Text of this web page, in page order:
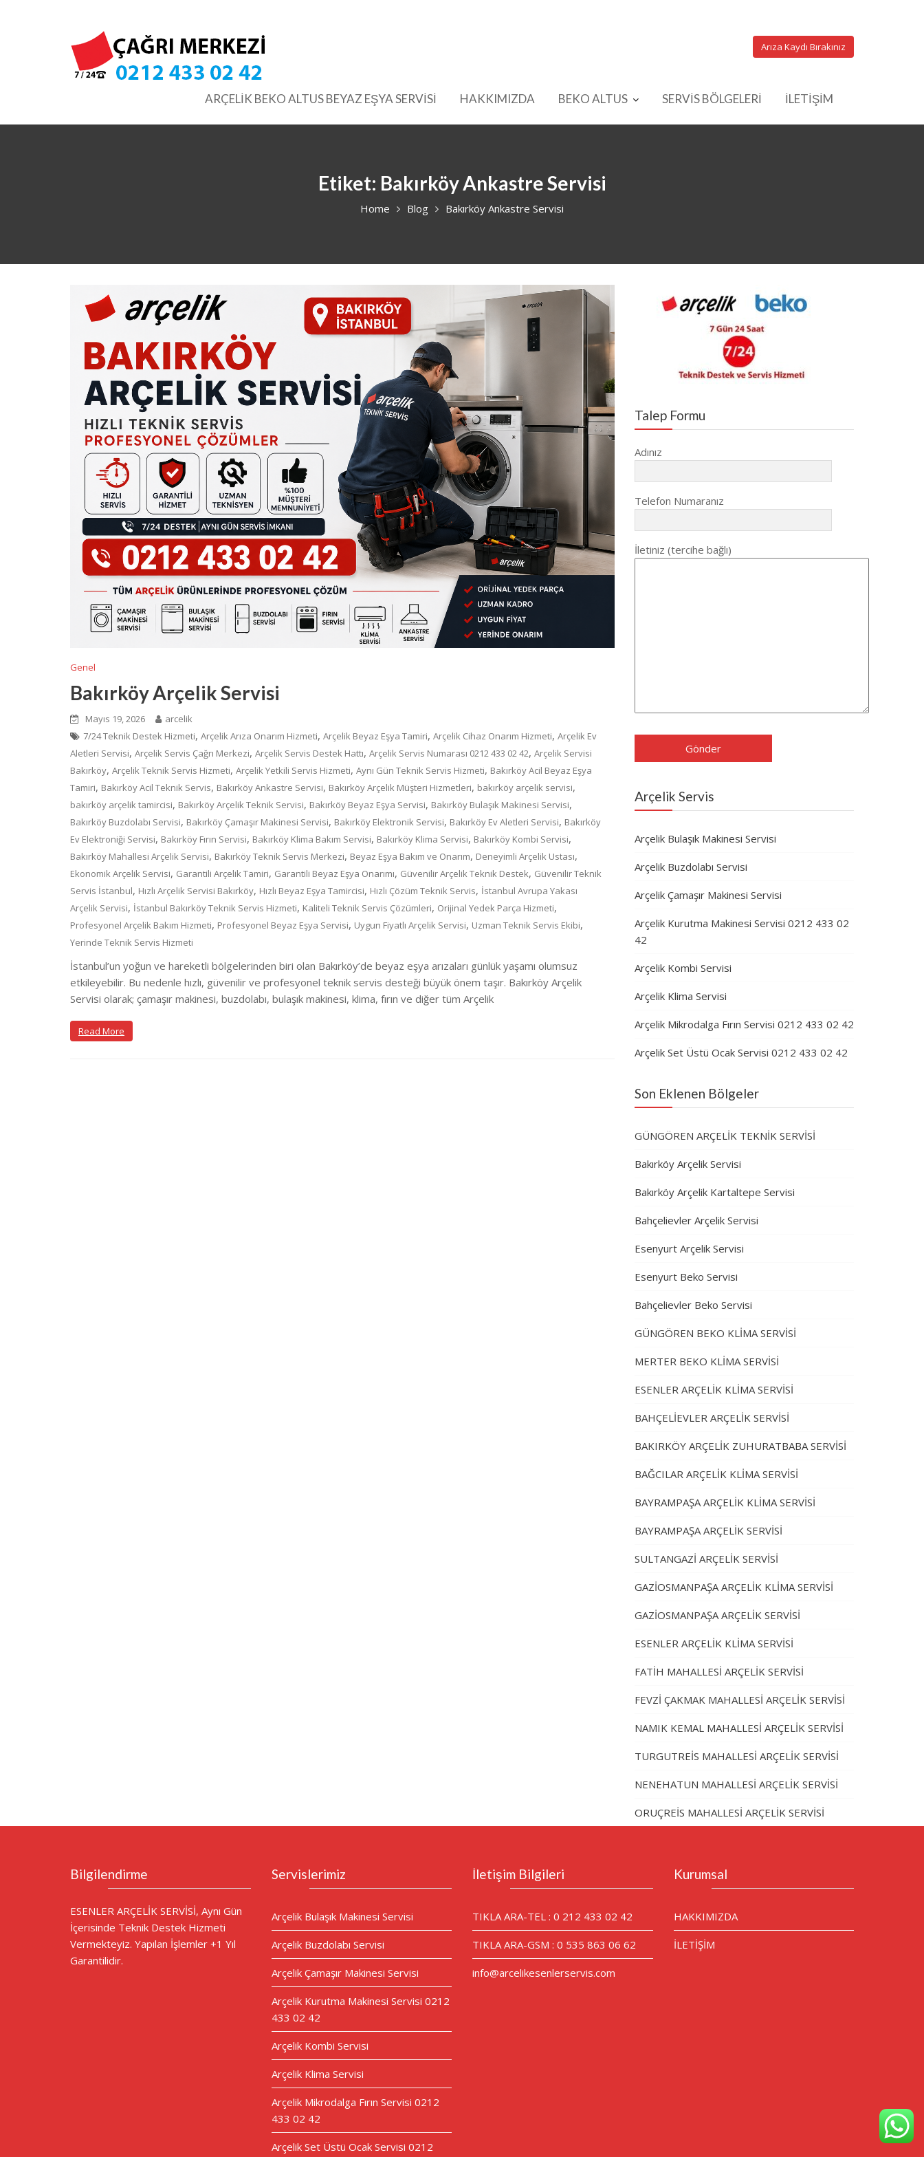
Arıza Kaydı Bırakınız
ARÇELİK BEKO ALTUS BEYAZ EŞYA SERVİSİ HAKKIMIZDA BEKO ALTUS SERVİS BÖLGELERİ İLETİŞİM
Etiket: Bakırköy Ankastre Servisi
Home Blog Bakırköy Ankastre Servisi
Genel
Bakırköy Arçelik Servisi
Mayıs 19, 2026
arcelik
7/24 Teknik Destek Hizmeti, Arçelik Arıza Onarım Hizmeti, Arçelik Beyaz Eşya Tamiri, Arçelik Cihaz Onarım Hizmeti, Arçelik Ev
Aletleri Servisi, Arçelik Servis Çağrı Merkezi, Arçelik Servis Destek Hattı, Arçelik Servis Numarası 0212 433 02 42, Arçelik Servisi
Bakırköy, Arçelik Teknik Servis Hizmeti, Arçelik Yetkili Servis Hizmeti, Aynı Gün Teknik Servis Hizmeti, Bakırköy Acil Beyaz Eşya
Tamiri, Bakırköy Acil Teknik Servis, Bakırköy Ankastre Servisi, Bakırköy Arçelik Müşteri Hizmetleri, bakırköy arçelik servisi,
bakırköy arçelik tamircisi, Bakırköy Arçelik Teknik Servisi, Bakırköy Beyaz Eşya Servisi, Bakırköy Bulaşık Makinesi Servisi,
Bakırköy Buzdolabı Servisi, Bakırköy Çamaşır Makinesi Servisi, Bakırköy Elektronik Servisi, Bakırköy Ev Aletleri Servisi, Bakırköy
Ev Elektroniği Servisi, Bakırköy Fırın Servisi, Bakırköy Klima Bakım Servisi, Bakırköy Klima Servisi, Bakırköy Kombi Servisi,
Bakırköy Mahallesi Arçelik Servisi, Bakırköy Teknik Servis Merkezi, Beyaz Eşya Bakım ve Onarım, Deneyimli Arçelik Ustası,
Ekonomik Arçelik Servisi, Garantili Arçelik Tamiri, Garantili Beyaz Eşya Onarımı, Güvenilir Arçelik Teknik Destek, Güvenilir Teknik
Servis İstanbul, Hızlı Arçelik Servisi Bakırköy, Hızlı Beyaz Eşya Tamircisi, Hızlı Çözüm Teknik Servis, İstanbul Avrupa Yakası
Arçelik Servisi, İstanbul Bakırköy Teknik Servis Hizmeti, Kaliteli Teknik Servis Çözümleri, Orijinal Yedek Parça Hizmeti,
Profesyonel Arçelik Bakım Hizmeti, Profesyonel Beyaz Eşya Servisi, Uygun Fiyatlı Arçelik Servisi, Uzman Teknik Servis Ekibi,
Yerinde Teknik Servis Hizmeti
İstanbul’un yoğun ve hareketli bölgelerinden biri olan Bakırköy’de beyaz eşya arızaları günlük yaşamı olumsuz
etkileyebilir. Bu nedenle hızlı, güvenilir ve profesyonel teknik servis desteği büyük önem taşır. Bakırköy Arçelik
Servisi olarak; çamaşır makinesi, buzdolabı, bulaşık makinesi, klima, fırın ve diğer tüm Arçelik
Read More
Talep Formu
Adınız
Telefon Numaranız
İletiniz (tercihe bağlı)
Arçelik Servis
Arçelik Bulaşık Makinesi Servisi
Arçelik Buzdolabı Servisi
Arçelik Çamaşır Makinesi Servisi
Arçelik Kurutma Makinesi Servisi 0212 433 02
42
Arçelik Kombi Servisi
Arçelik Klima Servisi
Arçelik Mikrodalga Fırın Servisi 0212 433 02 42
Arçelik Set Üstü Ocak Servisi 0212 433 02 42
Son Eklenen Bölgeler
GÜNGÖREN ARÇELİK TEKNİK SERVİSİ
Bakırköy Arçelik Servisi
Bakırköy Arçelik Kartaltepe Servisi
Bahçelievler Arçelik Servisi
Esenyurt Arçelik Servisi
Esenyurt Beko Servisi
Bahçelievler Beko Servisi
GÜNGÖREN BEKO KLİMA SERVİSİ
MERTER BEKO KLİMA SERVİSİ
ESENLER ARÇELİK KLİMA SERVİSİ
BAHÇELİEVLER ARÇELİK SERVİSİ
BAKIRKÖY ARÇELİK ZUHURATBABA SERVİSİ
BAĞCILAR ARÇELİK KLİMA SERVİSİ
BAYRAMPAŞA ARÇELİK KLİMA SERVİSİ
BAYRAMPAŞA ARÇELİK SERVİSİ
SULTANGAZİ ARÇELİK SERVİSİ
GAZİOSMANPAŞA ARÇELİK KLİMA SERVİSİ
GAZİOSMANPAŞA ARÇELİK SERVİSİ
ESENLER ARÇELİK KLİMA SERVİSİ
FATİH MAHALLESİ ARÇELİK SERVİSİ
FEVZİ ÇAKMAK MAHALLESİ ARÇELİK SERVİSİ
NAMIK KEMAL MAHALLESİ ARÇELİK SERVİSİ
TURGUTREİS MAHALLESİ ARÇELİK SERVİSİ
NENEHATUN MAHALLESİ ARÇELİK SERVİSİ
ORUÇREİS MAHALLESİ ARÇELİK SERVİSİ
Bilgilendirme
ESENLER ARÇELİK SERVİSİ, Aynı Gün
İçerisinde Teknik Destek Hizmeti
Vermekteyiz. Yapılan İşlemler +1 Yıl
Garantilidir.
Servislerimiz
Arçelik Bulaşık Makinesi Servisi
Arçelik Buzdolabı Servisi
Arçelik Çamaşır Makinesi Servisi
Arçelik Kurutma Makinesi Servisi 0212
433 02 42
Arçelik Kombi Servisi
Arçelik Klima Servisi
Arçelik Mikrodalga Fırın Servisi 0212
433 02 42
Arçelik Set Üstü Ocak Servisi 0212
İletişim Bilgileri
TIKLA ARA-TEL : 0 212 433 02 42
TIKLA ARA-GSM : 0 535 863 06 62
info@arcelikesenlerservis.com
Kurumsal
HAKKIMIZDA
İLETİŞİM